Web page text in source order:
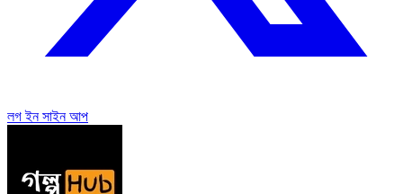
লগ ইনসাইন আপ